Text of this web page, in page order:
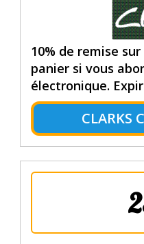
10% de remise
panier si vous
électronique.
CLARKS